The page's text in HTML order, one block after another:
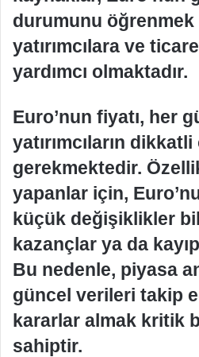
durumunu
yatırımcılara ve
yardımcı olmaktadır.
Euro’nun fiyatı, her
yatırımcıların dikkatli
gerekmektedir.
yapanlar için,
küçük değişiklikler
kazançlar ya da
Bu nedenle, piyasa
güncel verileri takip
kararlar almak kritik
sahiptir.